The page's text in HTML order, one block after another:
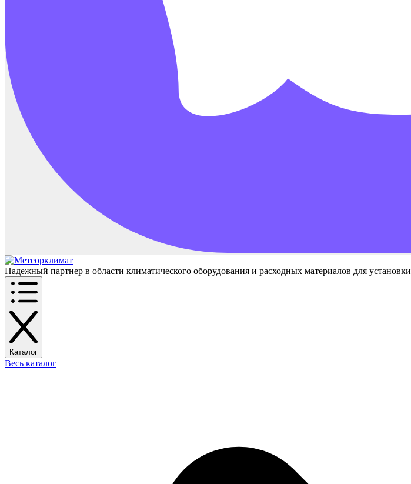
Надежный партнер в области климатического оборудования и расходных материалов для установки
Каталог
Весь каталог